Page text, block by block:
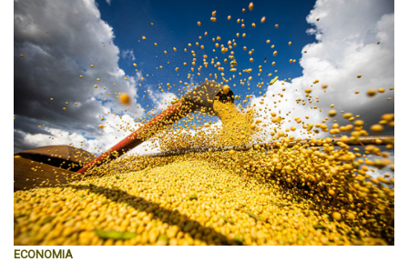
ECONOMIA